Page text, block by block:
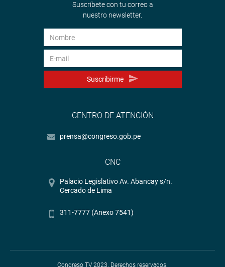
Suscríbete con tu correo a
nuestro newsletter.
Suscribirme
CENTRO DE ATENCIÓN
prensa@congreso.gob.pe
CNC
Palacio Legislativo Av. Abancay s/n.
Cercado de Lima
311-7777 (Anexo 7541)
Congreso TV 2023. Derechos reservados.